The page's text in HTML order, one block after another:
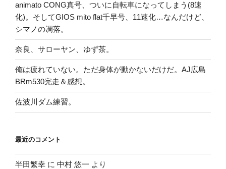
animato CONG真号、ついに自転車になってしまう(8速
化)。そしてGIOS mito flat千早号、11速化…なんだけど、
シマノの凋落。
奈良、サローヤン、ゆず茶。
俺は疲れていない。ただ身体が動かないだけだ。AJ広島
BRm530完走＆感想。
佐波川ダム練習。
最近のコメント
半田繁幸 に 中村 悠一 より